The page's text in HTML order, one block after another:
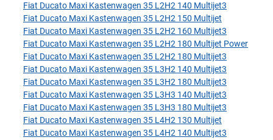
Fiat Ducato Maxi Kastenwagen 35 L2H2 140 Multijet3
Fiat Ducato Maxi Kastenwagen 35 L2H2 150 Multijet
Fiat Ducato Maxi Kastenwagen 35 L2H2 160 Multijet3
Fiat Ducato Maxi Kastenwagen 35 L2H2 180 Multijet Power
Fiat Ducato Maxi Kastenwagen 35 L2H2 180 Multijet3
Fiat Ducato Maxi Kastenwagen 35 L3H2 140 Multijet3
Fiat Ducato Maxi Kastenwagen 35 L3H2 180 Multijet3
Fiat Ducato Maxi Kastenwagen 35 L3H3 140 Multijet3
Fiat Ducato Maxi Kastenwagen 35 L3H3 180 Multijet3
Fiat Ducato Maxi Kastenwagen 35 L4H2 130 Multijet
Fiat Ducato Maxi Kastenwagen 35 L4H2 140 Multijet3